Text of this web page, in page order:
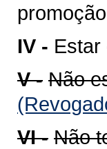
IV - Estar
V - Não
VI - Não